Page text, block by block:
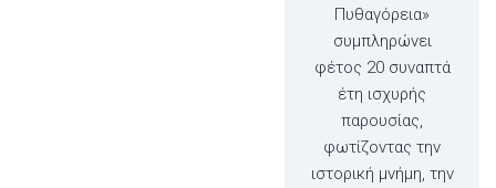
Πυθαγόρεια»
συμπληρώνει
φέτος 20 συναπτά
έτη ισχυρής
παρουσίας,
φωτίζοντας την
ιστορική μνήμη, την